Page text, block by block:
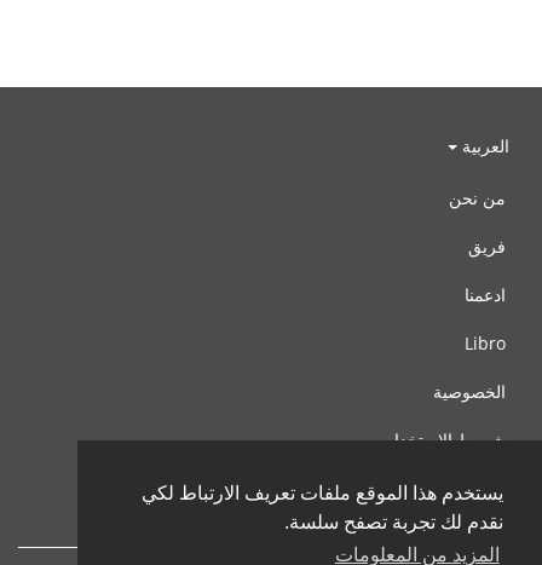
يستخدم هذا الموقع ملفات تعريف الارتباط لكي
نقدم لك تجربة تصفح سلسة.
المزيد من المعلومات
العربية
من نحن
فريق
ادعمنا
Libro
الخصوصية
شروط الإستخدام
اتصل بنا